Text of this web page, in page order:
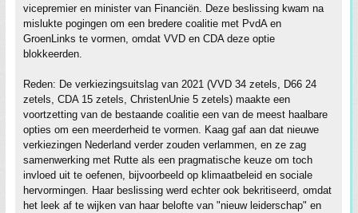
vicepremier en minister van Financiën. Deze beslissing kwam na
mislukte pogingen om een bredere coalitie met PvdA en
GroenLinks te vormen, omdat VVD en CDA deze optie
blokkeerden.
Reden: De verkiezingsuitslag van 2021 (VVD 34 zetels, D66 24
zetels, CDA 15 zetels, ChristenUnie 5 zetels) maakte een
voortzetting van de bestaande coalitie een van de meest haalbare
opties om een meerderheid te vormen. Kaag gaf aan dat nieuwe
verkiezingen Nederland verder zouden verlammen, en ze zag
samenwerking met Rutte als een pragmatische keuze om toch
invloed uit te oefenen, bijvoorbeeld op klimaatbeleid en sociale
hervormingen. Haar beslissing werd echter ook bekritiseerd, omdat
het leek af te wijken van haar belofte van "nieuw leiderschap" en